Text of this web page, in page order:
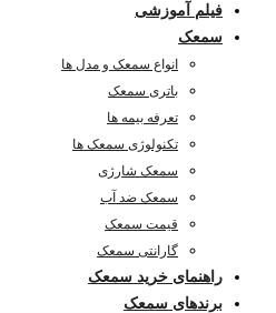
فیلم آموزشی
سمعک
انواع سمعک و مدل ها
باتری سمعک
تعرفه بیمه ها
تکنولوژی سمعک ها
سمعک شارژی
سمعک ضد آب
قیمت سمعک
گارانتی سمعک
راهنمای خرید سمعک
برندهای سمعک